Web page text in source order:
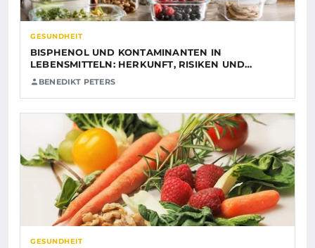
GESUNDHEIT
BISPHENOL UND KONTAMINANTEN IN
LEBENSMITTELN: HERKUNFT, RISIKEN UND…
BENEDIKT PETERS
GESUNDHEIT